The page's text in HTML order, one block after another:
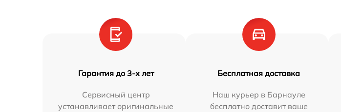
Гарантия до 3-х лет
Сервисный центр
устанавливает оригинальные
Бесплатная доставка
Наш курьер в Барнауле
бесплатно доставит ваше